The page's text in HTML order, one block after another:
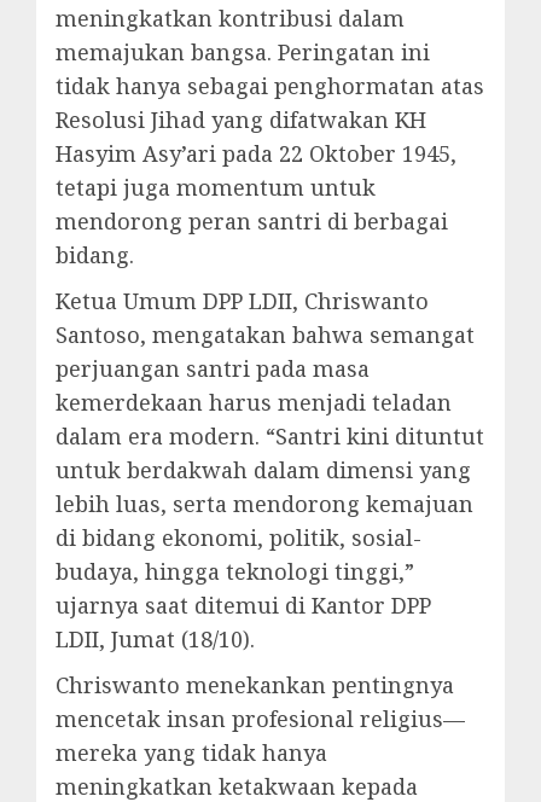
meningkatkan kontribusi dalam
memajukan bangsa. Peringatan ini
tidak hanya sebagai penghormatan atas
Resolusi Jihad yang difatwakan KH
Hasyim Asy’ari pada 22 Oktober 1945,
tetapi juga momentum untuk
mendorong peran santri di berbagai
bidang.
Ketua Umum DPP LDII, Chriswanto
Santoso, mengatakan bahwa semangat
perjuangan santri pada masa
kemerdekaan harus menjadi teladan
dalam era modern. “Santri kini dituntut
untuk berdakwah dalam dimensi yang
lebih luas, serta mendorong kemajuan
di bidang ekonomi, politik, sosial-
budaya, hingga teknologi tinggi,”
ujarnya saat ditemui di Kantor DPP
LDII, Jumat (18/10).
Chriswanto menekankan pentingnya
mencetak insan profesional religius—
mereka yang tidak hanya
meningkatkan ketakwaan kepada